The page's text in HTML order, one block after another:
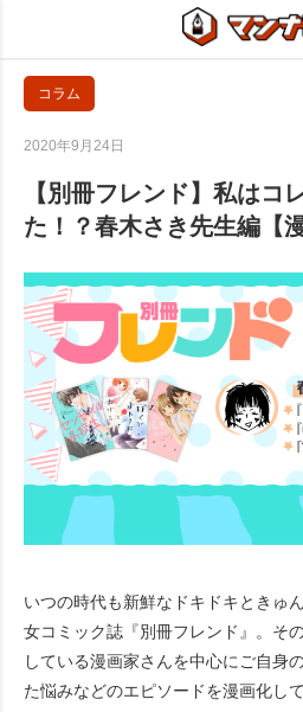
コラム
2020年9月24日
【別冊フレンド】私はコ
た！？春木さき先生編【
いつの時代も新鮮なドキドキときゅ
女コミック誌『別冊フレンド』。そ
している漫画家さんを中心にご自身
た悩みなどのエピソードを漫画化し